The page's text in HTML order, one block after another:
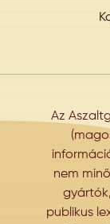
Az
nem
publikus